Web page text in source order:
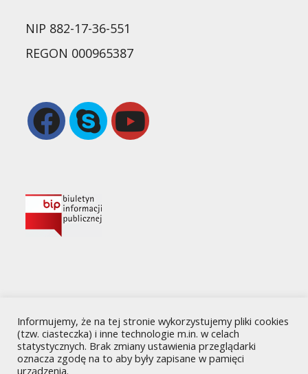
NIP 882-17-36-551
REGON 000965387
a
new
your
application
Informujemy, że na tej stronie wykorzystujemy pliki cookies
(tzw. ciasteczka) i inne technologie m.in. w celach
statystycznych. Brak zmiany ustawienia przeglądarki
oznacza zgodę na to aby były zapisane w pamięci
urządzenia.